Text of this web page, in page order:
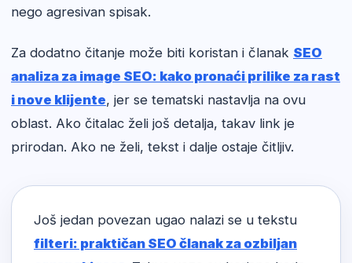
nego agresivan spisak.
Za dodatno čitanje može biti koristan i članak SEO
analiza za image SEO: kako pronaći prilike za rast
i nove klijente, jer se tematski nastavlja na ovu
oblast. Ako čitalac želi još detalja, takav link je
prirodan. Ako ne želi, tekst i dalje ostaje čitljiv.
Još jedan povezan ugao nalazi se u tekstu
filteri: praktičan SEO članak za ozbiljan